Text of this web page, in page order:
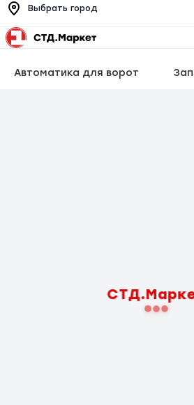
Выбрать город
Автоматика для ворот